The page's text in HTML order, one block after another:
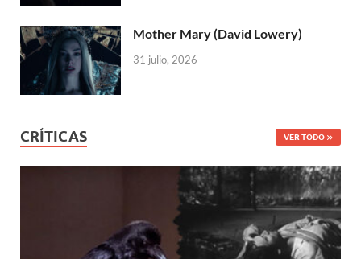
Mother Mary (David Lowery)
31 julio, 2026
CRÍTICAS VER TODO